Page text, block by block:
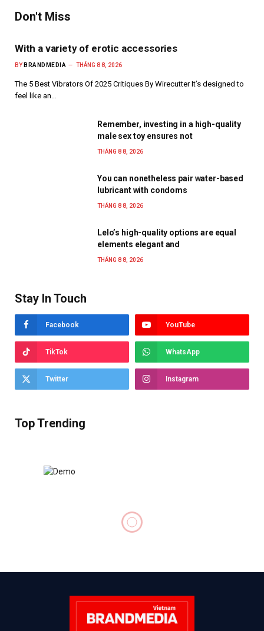
Don't Miss
With a variety of erotic accessories
BY BRANDMEDIA THÁNG 8 8, 2026
The 5 Best Vibrators Of 2025 Critiques By Wirecutter It’s designed to
feel like an…
Remember, investing in a high-quality
male sex toy ensures not
THÁNG 8 8, 2026
You can nonetheless pair water-based
lubricant with condoms
THÁNG 8 8, 2026
Lelo’s high-quality options are equal
elements elegant and
THÁNG 8 8, 2026
Stay In Touch
Facebook YouTube
TikTok WhatsApp
Twitter Instagram
Top Trending